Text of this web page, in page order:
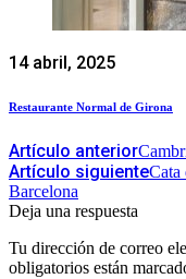
14 abril, 2025
Restaurante Normal de Girona
Artículo anterior
Artículo siguienteCata
Barcelona
Deja una respuesta
Tu dirección de correo
obligatorios están